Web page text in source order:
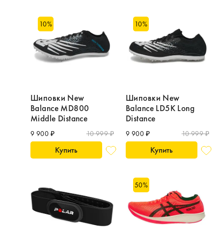
10%
Шиповки New
Balance MD800
Middle Distance
9 900 ₽ 10 999 ₽
Купить
10%
Шиповки New
Balance LD5K Long
Distance
9 900 ₽ 10 999 ₽
Купить
50%